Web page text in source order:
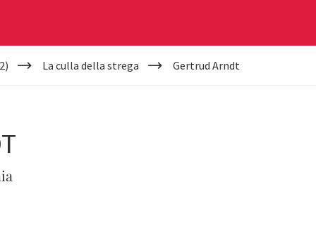
La culla della strega Gertrud Arndt